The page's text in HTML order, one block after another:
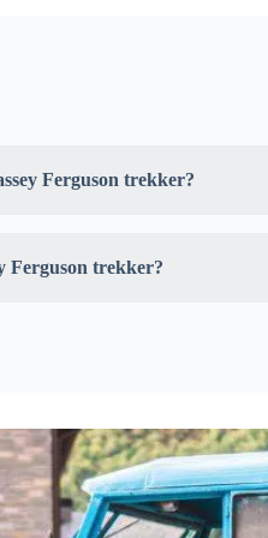
Ferguson trekker?
Ferguson trekker?